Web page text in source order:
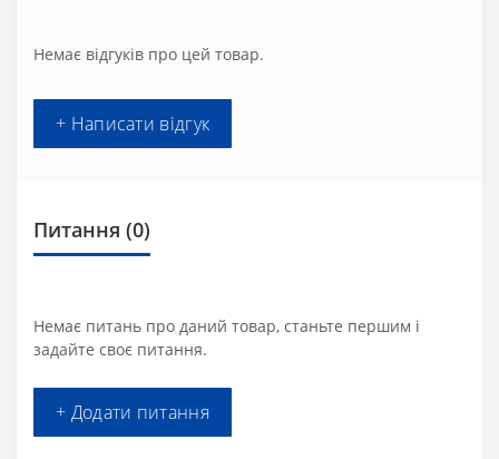
Немає відгуків про цей товар.
+ Написати відгук
Питання (0)
Немає питань про даний товар, станьте першим і
задайте своє питання.
+ Додати питання